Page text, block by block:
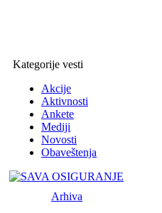
Kategorije vesti
Akcije
Aktivnosti
Ankete
Mediji
Novosti
Obaveštenja
Arhiva